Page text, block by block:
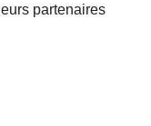
partenaires